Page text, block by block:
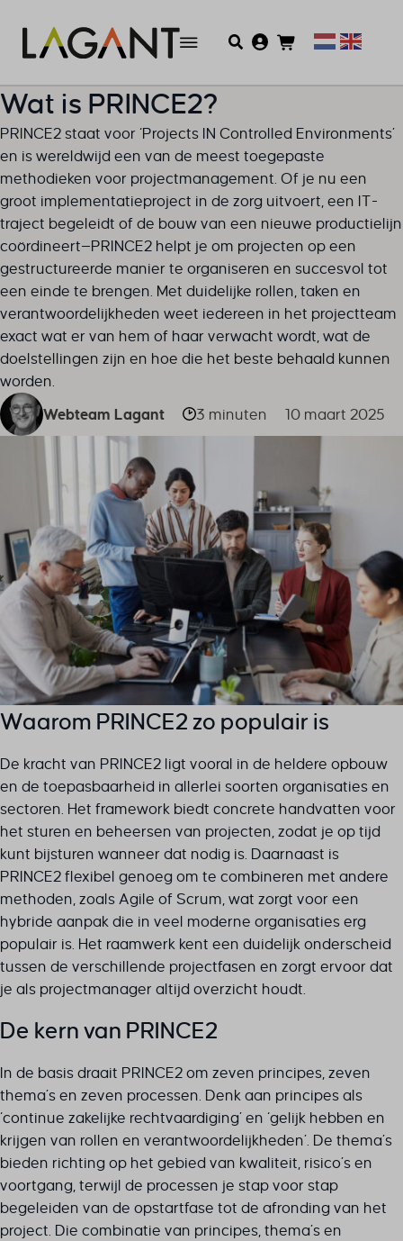
Wat is PRINCE2?
PRINCE2 staat voor ‘Projects IN Controlled Environments’
en is wereldwijd een van de meest toegepaste
methodieken voor projectmanagement. Of je nu een
groot implementatieproject in de zorg uitvoert, een IT-
traject begeleidt of de bouw van een nieuwe productielijn
coördineert—PRINCE2 helpt je om projecten op een
gestructureerde manier te organiseren en succesvol tot
een einde te brengen. Met duidelijke rollen, taken en
verantwoordelijkheden weet iedereen in het projectteam
exact wat er van hem of haar verwacht wordt, wat de
doelstellingen zijn en hoe die het beste behaald kunnen
worden.
Webteam Lagant
3 minuten 10 maart 2025
Waarom PRINCE2 zo populair is
De kracht van PRINCE2 ligt vooral in de heldere opbouw
en de toepasbaarheid in allerlei soorten organisaties en
sectoren. Het framework biedt concrete handvatten voor
het sturen en beheersen van projecten, zodat je op tijd
kunt bijsturen wanneer dat nodig is. Daarnaast is
PRINCE2 flexibel genoeg om te combineren met andere
methoden, zoals Agile of Scrum, wat zorgt voor een
hybride aanpak die in veel moderne organisaties erg
populair is. Het raamwerk kent een duidelijk onderscheid
tussen de verschillende projectfasen en zorgt ervoor dat
je als projectmanager altijd overzicht houdt.
De kern van PRINCE2
In de basis draait PRINCE2 om zeven principes, zeven
thema’s en zeven processen. Denk aan principes als
‘continue zakelijke rechtvaardiging’ en ‘gelijk hebben en
krijgen van rollen en verantwoordelijkheden’. De thema’s
bieden richting op het gebied van kwaliteit, risico’s en
voortgang, terwijl de processen je stap voor stap
begeleiden van de opstartfase tot de afronding van het
project. Die combinatie van principes, thema’s en